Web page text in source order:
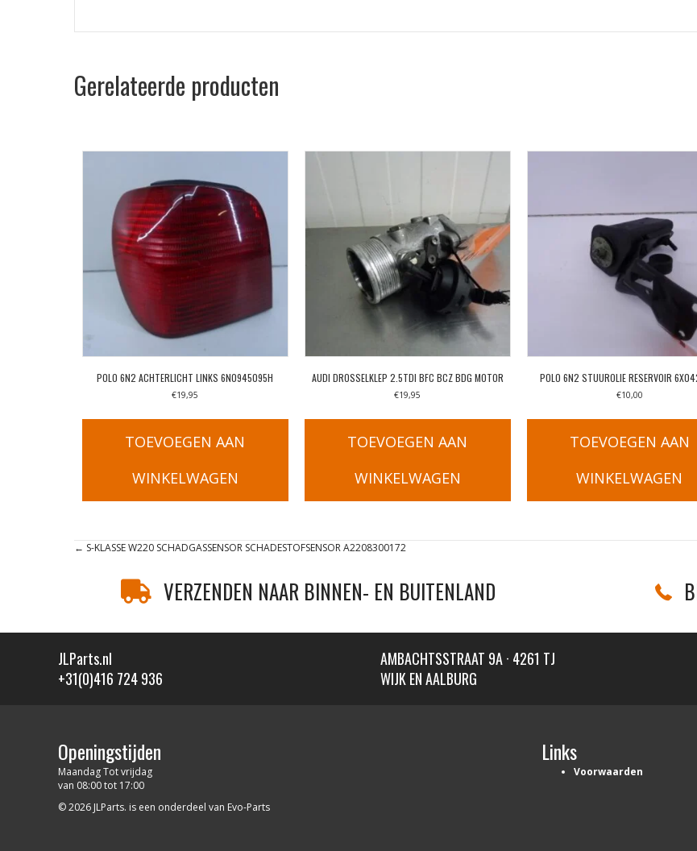
Gerelateerde producten
POLO 6N2 ACHTERLICHT LINKS 6N0945095H
€19,95
TOEVOEGEN AAN
WINKELWAGEN
AUDI DROSSELKLEP 2.5TDI BFC BCZ BDG MOTOR
€19,95
TOEVOEGEN AAN
WINKELWAGEN
POLO 6N2 STUUROLIE RESERVOIR
€10,00
TOEVOEGEN AAN
WINKELWAGEN
Posts
navigation
← S-KLASSE W220 SCHADGASSENSOR SCHADESTOFSENSOR A2208300172
VERZENDEN NAAR BINNEN- EN BUITENLAND
JLParts.nl
+31(0)416 724 936
AMBACHTSSTRAAT 9A · 4261 TJ
WIJK EN AALBURG
Openingstijden
Maandag Tot vrijdag
van 08:00 tot 17:00
Links
Voorwaarden
© 2026 JLParts. is een onderdeel van Evo-Parts